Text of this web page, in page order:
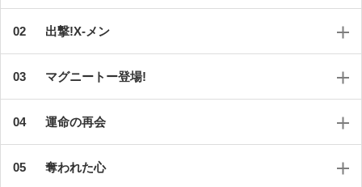
出撃!X-メン
マグニートー登場!
運命の再会
奪われた心